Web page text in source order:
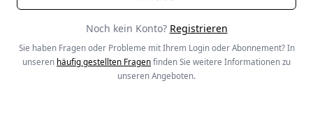
Noch kein Konto? Registrieren
Sie haben Fragen oder Probleme mit Ihrem Login oder Abonnement? In
unseren häufig gestellten Fragen finden Sie weitere Informationen zu
unseren Angeboten.